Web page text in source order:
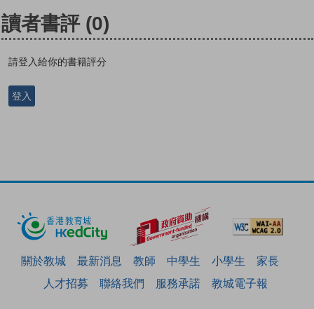
讀者書評 (0)
請登入給你的書籍評分
登入
關於教城 最新消息 教師 中學生 小學生
家長
人才招募
聯絡我們 服務承諾 教城電子報